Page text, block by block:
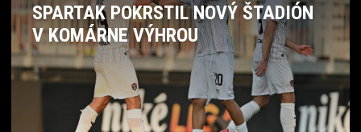
SPARTAK POKRSTIL NOVÝ ŠTADIÓN
V KOMÁRNE VÝHROU